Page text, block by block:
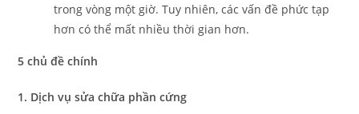
trong vòng một giờ. Tuy nhiên, các vấn đề phức tạp
hơn có thể mất nhiều thời gian hơn.
5 chủ đề chính
1. Dịch vụ sửa chữa phần cứng